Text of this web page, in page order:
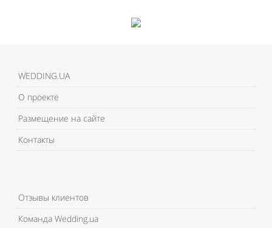
WEDDING.UA
О проекте
Размещение на сайте
Контакты
Отзывы клиентов
Команда Wedding.ua